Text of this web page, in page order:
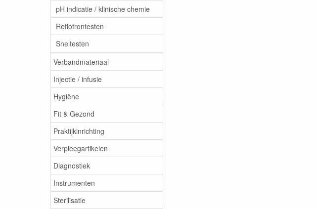
pH indicatie / klinische chemie
Reflotrontesten
Sneltesten
Verbandmateriaal
Injectie / infusie
Hygiëne
Fit & Gezond
Praktijkinrichting
Verpleegartikelen
Diagnostiek
Instrumenten
Sterilisatie